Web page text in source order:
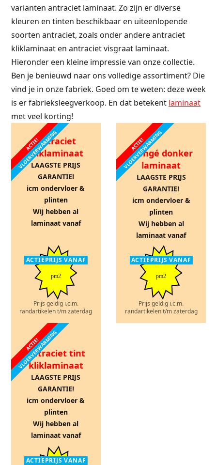
varianten antraciet laminaat. Zo zijn er diverse
kleuren en tinten beschikbaar en uiteenlopende
soorten antraciet, zoals onder andere antraciet
kliklaminaat en antraciet visgraat laminaat.
Hieronder een kleine impressie van onze collectie.
Ben je benieuwd naar ons volledige assortiment? Die
vind je in onze fabriek. Goed om te weten: deze week
is er fabrieksleegverkoop. En dat betekent laminaat
met veel korting!
ACTIE!
VLOERVERWARMING
Antraciet
kliklaminaat
LAAGSTE PRIJS
GARANTIE!
icm ondervloer &
plinten
Wij hebben al
laminaat vanaf
ACTIEPRIJS VANAF
pm2
Prijs geldig i.c.m.
randartikelen t/m zaterdag
ACTIE!
VLOERVERWARMING
Wengé donker
laminaat
LAAGSTE PRIJS
GARANTIE!
icm ondervloer &
plinten
Wij hebben al
laminaat vanaf
ACTIEPRIJS VANAF
pm2
Prijs geldig i.c.m.
randartikelen t/m zaterdag
ACTIE!
VLOERVERWARMING
Antraciet tint
kliklaminaat
LAAGSTE PRIJS
GARANTIE!
icm ondervloer &
plinten
Wij hebben al
laminaat vanaf
ACTIEPRIJS VANAF